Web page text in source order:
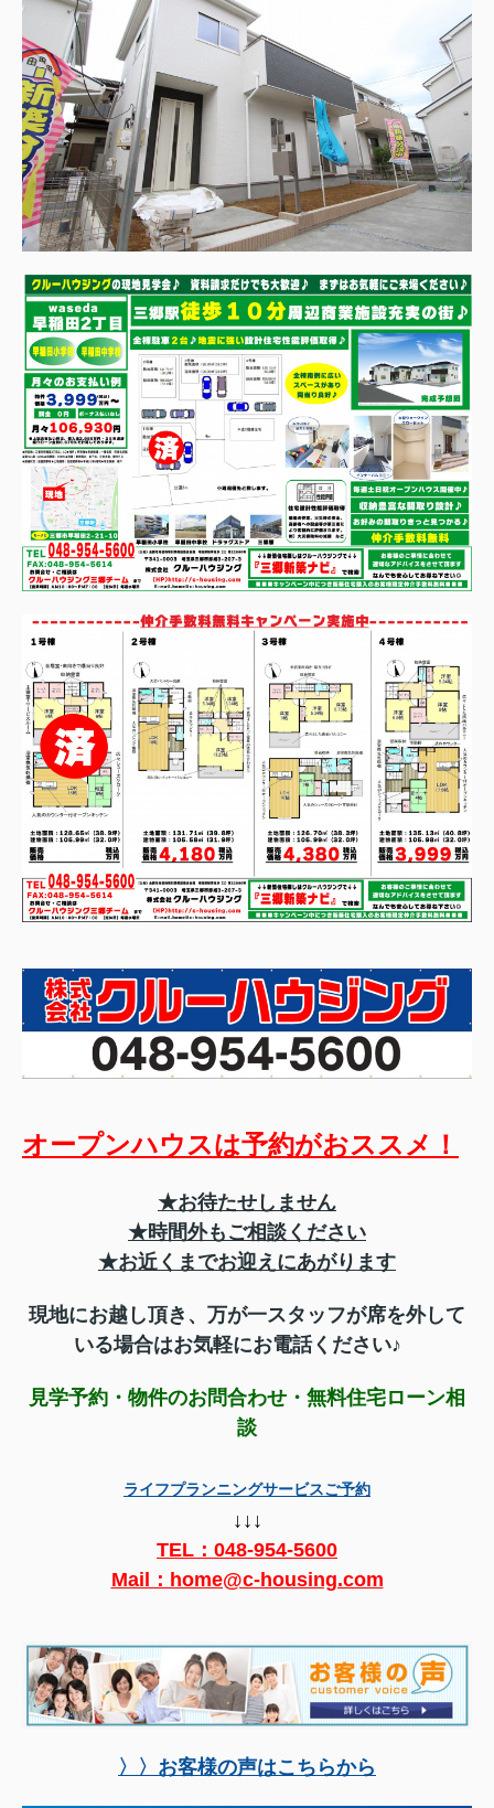
オープンハウスは予約がおススメ！
★お待たせしません
★時間外もご相談ください
★お近くまでお迎えにあがります
現地にお越し頂き、 万が一スタッフが席を外して
いる場合はお気軽にお電話ください♪
見学予約・物件のお問合わせ・無料住宅ローン相
談
ライフプランニングサービスご予約
↓↓↓
TEL： 048-954-5600
Mail：home@c-housing.com
〉〉お客様の声はこちらから